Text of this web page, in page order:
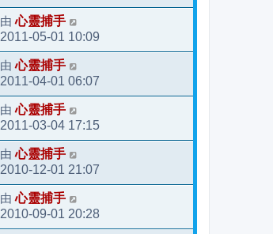
由心靈捕手
2011-05-01 10:09
由心靈捕手
2011-04-01 06:07
由心靈捕手
2011-03-04 17:15
由心靈捕手
2010-12-01 21:07
由心靈捕手
2010-09-01 20:28